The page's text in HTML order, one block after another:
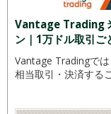
Vantage Trading
ン｜1万ドル取引ご
Vantage Tradingで
相当取引・決済する